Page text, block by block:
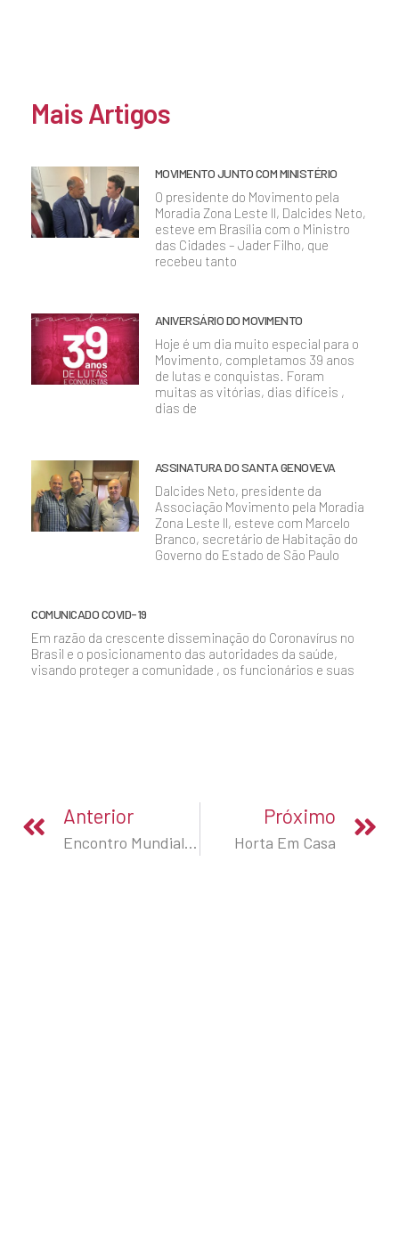
Mais Artigos
MOVIMENTO JUNTO COM MINISTÉRIO
O presidente do Movimento pela
Moradia Zona Leste II, Dalcides Neto,
esteve em Brasília com o Ministro
das Cidades – Jader Filho, que
recebeu tanto
ANIVERSÁRIO DO MOVIMENTO
Hoje é um dia muito especial para o
Movimento, completamos 39 anos
de lutas e conquistas. Foram
muitas as vitórias, dias difíceis ,
dias de
ASSINATURA DO SANTA GENOVEVA
Dalcides Neto, presidente da
Associação Movimento pela Moradia
Zona Leste II, esteve com Marcelo
Branco, secretário de Habitação do
Governo do Estado de São Paulo
COMUNICADO COVID-19
Em razão da crescente disseminação do Coronavírus no
Brasil e o posicionamento das autoridades da saúde,
visando proteger a comunidade , os funcionários e suas
Anterior
Encontro Mundial Dos Movimentos Populares
Próximo
Horta Em Casa